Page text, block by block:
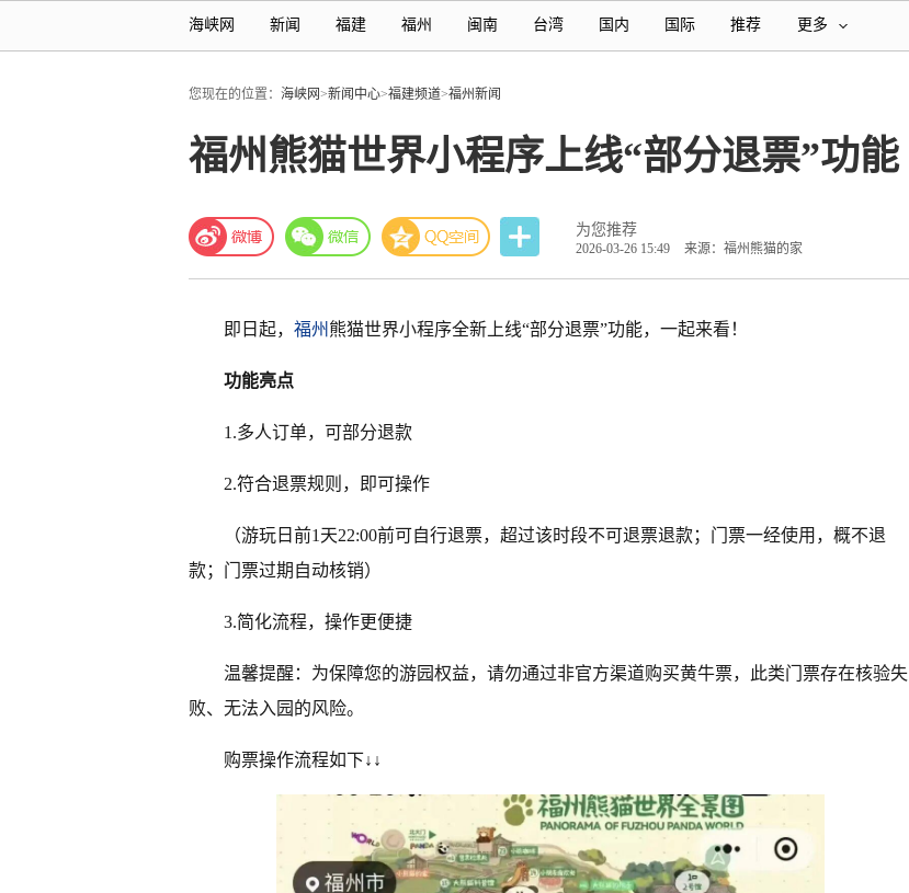
海峡网 新闻 福建 福州 闽南 台湾 国内 国际 推荐 更多
您现在的位置： 海峡网>新闻中心>福建频道>福州新闻
福州熊猫世界小程序上线“部分退票”功能
为您推荐
2026-03-26 15:49 来源：福州熊猫的家
即日起， 福州 熊猫世界小程序全新上线“部分退票”功能，一起来看！
功能亮点
1.多人订单，可部分退款
2.符合退票规则，即可操作
（游玩日前1天22:00前可自行退票，超过该时段不可退票退款；门票一经使用，概不退
款；门票过期自动核销）
3.简化流程，操作更便捷
温馨提醒：为保障您的游园权益，请勿通过非官方渠道购买黄牛票，此类门票存在核验失
败、无法入园的风险。
购票操作流程如下↓↓